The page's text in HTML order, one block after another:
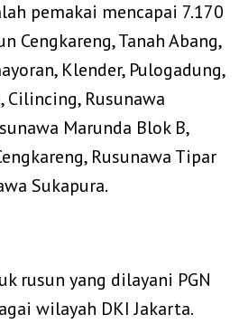
pemakai mencapai 7.170
Cengkareng, Tanah Abang,
Klender, Pulogadung,
Cilincing, Rusunawa
Marunda Blok B,
Rusunawa Tipar
Sukapura.
rusun yang dilayani PGN
wilayah DKI Jakarta.